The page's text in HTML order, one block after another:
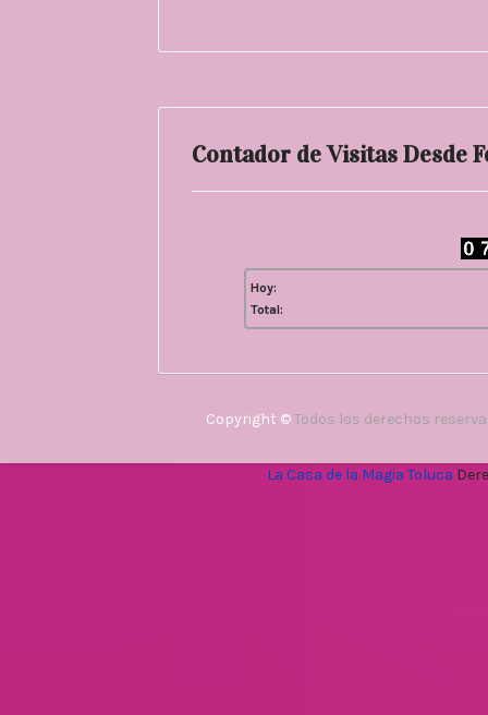
Contador de Visitas Desde
Hoy:
Total:
Copyright ©Todos los derechos
La Casa de la Magia Toluca